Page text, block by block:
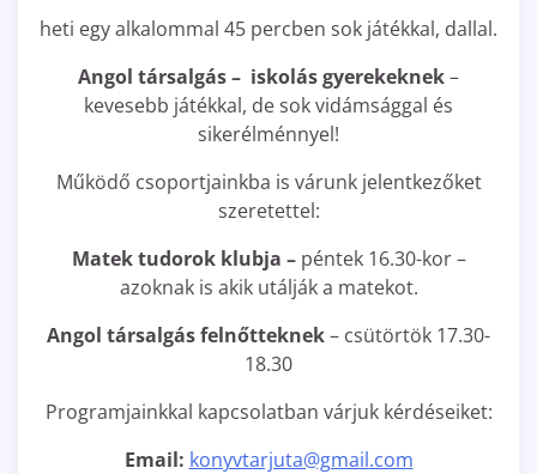
heti egy alkalommal 45 percben sok játékkal, dallal.
Angol társalgás – iskolás gyerekeknek–
kevesebb játékkal, de sok vidámsággal és
sikerélménnyel!
Működő csoportjainkba is várunk jelentkezőket
szeretettel:
Matek tudorok klubja – péntek 16.30-kor –
azoknak is akik utálják a matekot.
Angol társalgás felnőtteknek– csütörtök 17.30-
18.30
Programjainkkal kapcsolatban várjuk kérdéseiket:
Email: konyvtarjuta@gmail.com